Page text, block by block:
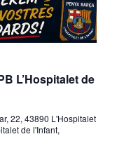
L’Hospitalet de
22, 43890 L'Hospitalet
de l'Infant,